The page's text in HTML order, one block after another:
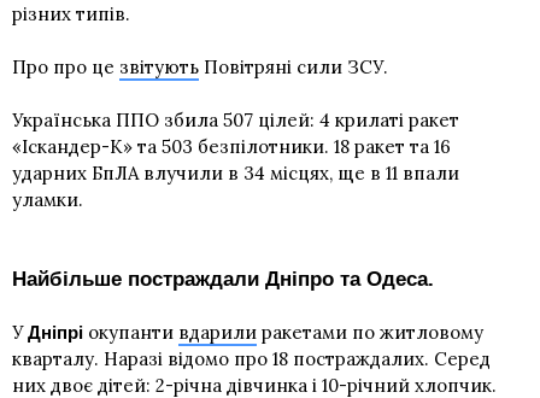
різних типів.
Про про це звітують Повітряні сили ЗСУ.
Українська ППО збила 507 цілей: 4 крилаті ракет
«Іскандер-К» та 503 безпілотники. 18 ракет та 16
ударних БпЛА влучили в 34 місцях, ще в 11 впали
уламки.
Найбільше постраждали Дніпро та Одеса.
УДніпрі окупанти вдарили ракетами по житловому
кварталу. Наразі відомо про 18 постраждалих. Серед
них двоє дітей: 2-річна дівчинка і 10-річний хлопчик.